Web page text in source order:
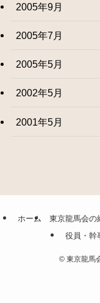
2005年9月
2005年7月
2005年5月
2002年5月
2001年5月
ホーム 東京龍馬会の
役員・幹
©東京龍馬